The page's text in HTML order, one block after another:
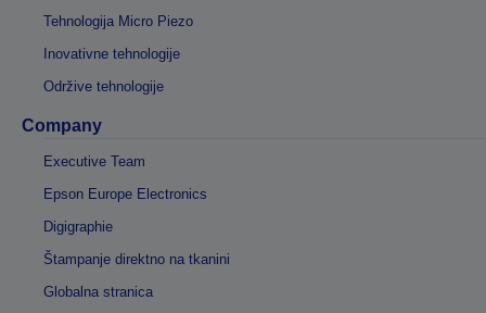
Tehnologija Micro Piezo
Inovativne tehnologije
Održive tehnologije
Company
Executive Team
Epson Europe Electronics
Digigraphie
Štampanje direktno na tkanini
Globalna stranica